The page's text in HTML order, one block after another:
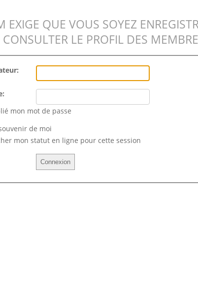
EXIGE QUE VOUS SOYEZ
LE PROFIL DES
mon mot de passe
de moi
mon statut en ligne pour cette session